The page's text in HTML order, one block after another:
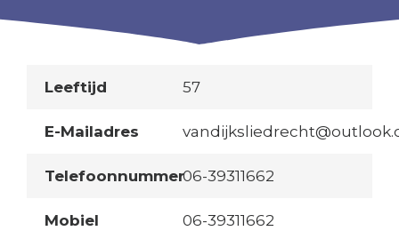
Leeftijd 57
E-Mailadres
Telefoonnummer06-39311662
Mobiel
06-39311662